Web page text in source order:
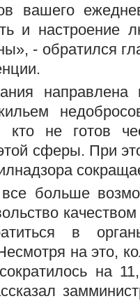
вашего
и настроение
- обратился
кто не готов
сферы. При
больше
в органы
на это,
на